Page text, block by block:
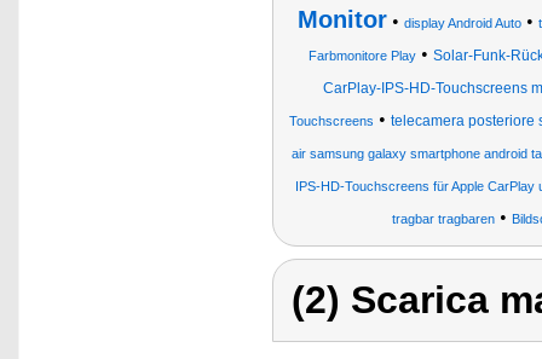
Monitor• display Android Auto•
Farbmonitore Play• Solar-Funk-
CarPlay-IPS-HD-Touchscreens
Touchscreens • telecamera posteriore
air samsung galaxy smartphone android
IPS-HD-Touchscreens für Apple CarPlay
tragbar tragbaren •
(2) Scarica